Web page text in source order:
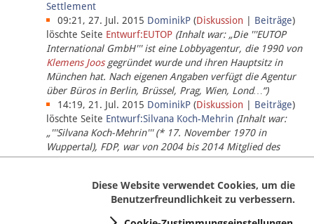
ImpressumSettlement
09:21, 27. Jul. 2015 DominikP (Diskussion Beiträge)
löschte Seite Entwurf:EUTOP (Inhalt war: „Die '''EUTOP
International GmbH''' ist eine Lobbyagentur, die 1990 von
Klemens Joosgegründet wurde und ihren Hauptsitz in
München hat. Nach eigenen Angaben verfügt die Agentur
über Büros in Berlin, Brüssel, Prag, Wien, Lond…“)
14:19, 21. Jul. 2015 DominikP (Diskussion Beiträge)
löschte Seite Entwurf:Silvana Koch-Mehrin (Inhalt war:
„'''Silvana Koch-Mehrin''' (* 17. November 1970 in
Wuppertal), FDP, war von 2004 bis 2014 Mitglied des
Europäischen Parlaments, seit November 2014 ist sie für
Diese Website verwendet Cookies, um die
Benutzerfreundlichkeit zu verbessern.